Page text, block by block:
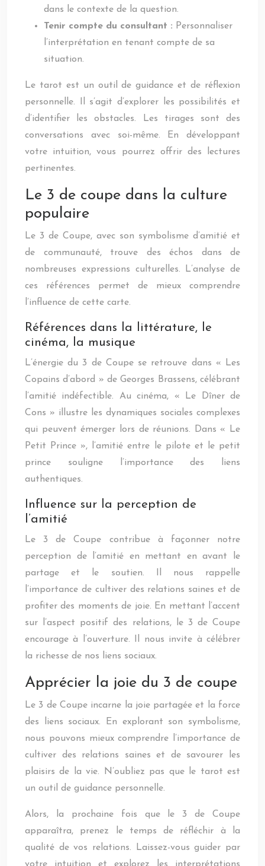
dans le contexte de la question.
Tenir compte du consultant : Personnaliser
l’interprétation en tenant compte de sa
situation.
Le tarot est un outil de guidance et de réflexion
personnelle. Il s’agit d’explorer les possibilités et
d’identifier les obstacles. Les tirages sont des
conversations avec soi-même. En développant
votre intuition, vous pourrez offrir des lectures
pertinentes.
Le 3 de coupe dans la culture
populaire
Le 3 de Coupe, avec son symbolisme d’amitié et
de communauté, trouve des échos dans de
nombreuses expressions culturelles. L’analyse de
ces références permet de mieux comprendre
l’influence de cette carte.
Références dans la littérature, le
cinéma, la musique
L’énergie du 3 de Coupe se retrouve dans « Les
Copains d’abord » de Georges Brassens, célébrant
l’amitié indéfectible. Au cinéma, « Le Dîner de
Cons » illustre les dynamiques sociales complexes
qui peuvent émerger lors de réunions. Dans « Le
Petit Prince », l’amitié entre le pilote et le petit
prince souligne l’importance des liens
authentiques.
Influence sur la perception de
l’amitié
Le 3 de Coupe contribue à façonner notre
perception de l’amitié en mettant en avant le
partage et le soutien. Il nous rappelle
l’importance de cultiver des relations saines et de
profiter des moments de joie. En mettant l’accent
sur l’aspect positif des relations, le 3 de Coupe
encourage à l’ouverture. Il nous invite à célébrer
la richesse de nos liens sociaux.
Apprécier la joie du 3 de coupe
Le 3 de Coupe incarne la joie partagée et la force
des liens sociaux. En explorant son symbolisme,
nous pouvons mieux comprendre l’importance de
cultiver des relations saines et de savourer les
plaisirs de la vie. N’oubliez pas que le tarot est
un outil de guidance personnelle.
Alors, la prochaine fois que le 3 de Coupe
apparaîtra, prenez le temps de réfléchir à la
qualité de vos relations. Laissez-vous guider par